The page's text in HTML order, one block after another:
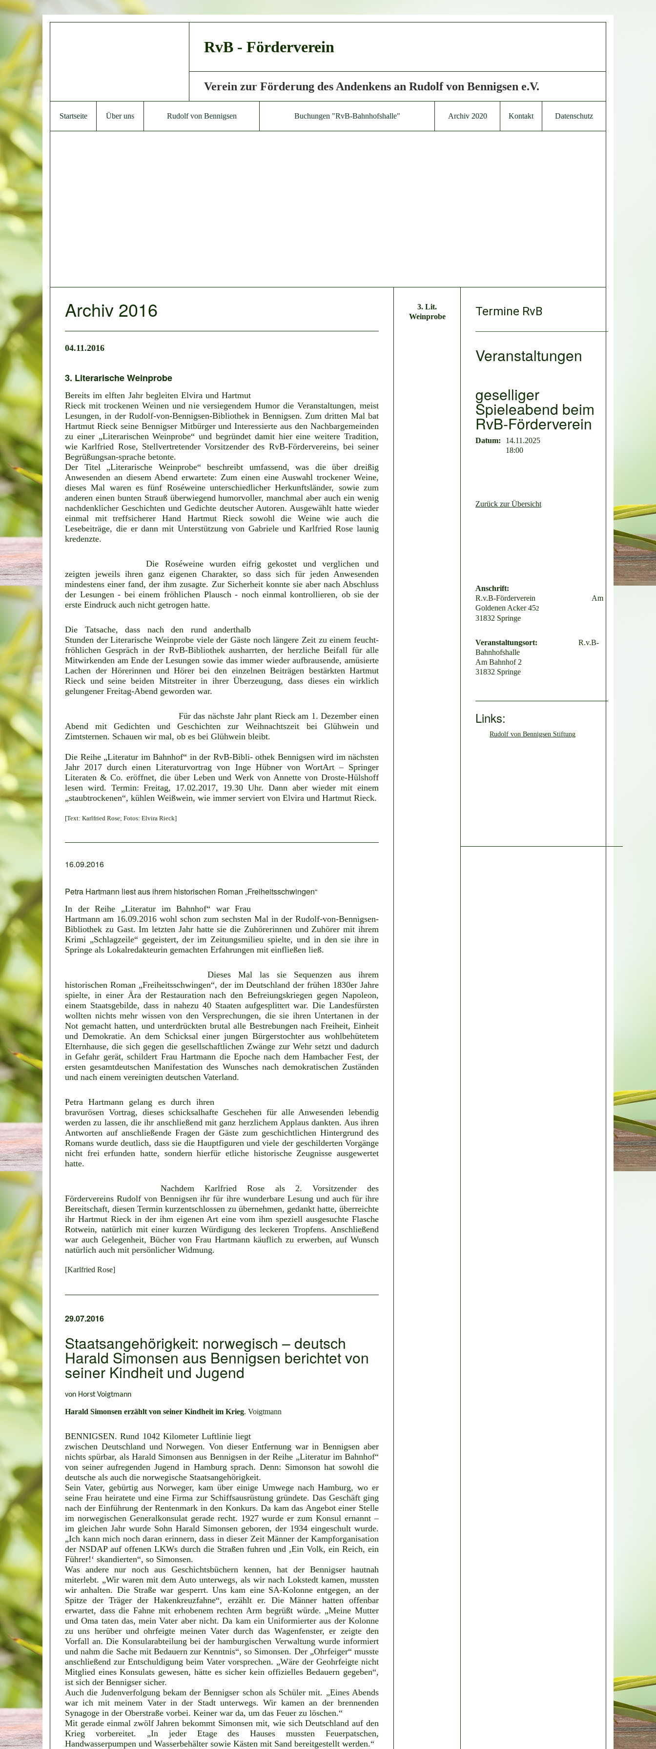
RvB - Förderverein
Verein zur Förderung des Andenkens an Rudolf von Bennigsen e.V.
Startseite Über uns Rudolf von Bennigsen Buchungen "RvB-Bahnhofshalle" Archiv 2020 Kontakt Datenschutz
Archiv 2016
04.11.2016
3. Literarische Weinprobe
Bereits im elften Jahr begleiten Elvira und Hartmut
Rieck mit trockenen Weinen und nie versiegendem Humor die Veranstaltungen, meist
Lesungen, in der Rudolf-von-Bennigsen-Bibliothek in Bennigsen. Zum dritten Mal bat
Hartmut Rieck seine Bennigser Mitbürger und Interessierte aus den Nachbargemeinden
zu einer „Literarischen Weinprobe“ und begründet damit hier eine weitere Tradition,
wie Karlfried Rose, Stellvertretender Vorsitzender des RvB-Fördervereins, bei seiner
Begrüßungsan-sprache betonte.
Der Titel „Literarische Weinprobe“ beschreibt umfassend, was die über dreißig
Anwesenden an diesem Abend erwartete: Zum einen eine Auswahl trockener Weine,
dieses Mal waren es fünf Roséweine unterschiedlicher Herkunftsländer, sowie zum
anderen einen bunten Strauß überwiegend humorvoller, manchmal aber auch ein wenig
nachdenklicher Geschichten und Gedichte deutscher Autoren. Ausgewählt hatte wieder
einmal mit treffsicherer Hand Hartmut Rieck sowohl die Weine wie auch die
Lesebeiträge, die er dann mit Unterstützung von Gabriele und Karlfried Rose launig
kredenzte.
Die Roséweine wurden eifrig gekostet und verglichen und
zeigten jeweils ihren ganz eigenen Charakter, so dass sich für jeden Anwesenden
mindestens einer fand, der ihm zusagte. Zur Sicherheit konnte sie aber nach Abschluss
der Lesungen - bei einem fröhlichen Plausch - noch einmal kontrollieren, ob sie der
erste Eindruck auch nicht getrogen hatte.
Die Tatsache, dass nach den rund anderthalb
Stunden der Literarische Weinprobe viele der Gäste noch längere Zeit zu einem feucht-
fröhlichen Gespräch in der RvB-Bibliothek ausharrten, der herzliche Beifall für alle
Mitwirkenden am Ende der Lesungen sowie das immer wieder aufbrausende, amüsierte
Lachen der Hörerinnen und Hörer bei den einzelnen Beiträgen bestärkten Hartmut
Rieck und seine beiden Mitstreiter in ihrer Überzeugung, dass dieses ein wirklich
gelungener Freitag-Abend geworden war.
Für das nächste Jahr plant Rieck am 1. Dezember einen
Abend mit Gedichten und Geschichten zur Weihnachtszeit bei Glühwein und
Zimtsternen. Schauen wir mal, ob es bei Glühwein bleibt.
Die Reihe „Literatur im Bahnhof“ in der RvB-Bibli- othek Bennigsen wird im nächsten
Jahr 2017 durch einen Literaturvortrag von Inge Hübner von WortArt – Springer
Literaten & Co. eröffnet, die über Leben und Werk von Annette von Droste-Hülshoff
lesen wird. Termin: Freitag, 17.02.2017, 19.30 Uhr. Dann aber wieder mit einem
„staubtrockenen“, kühlen Weißwein, wie immer serviert von Elvira und Hartmut Rieck.
[Text: Karlfried Rose; Fotos: Elvira Rieck]
16.09.2016
Petra Hartmann liest aus ihrem historischen Roman „Freiheitsschwingen“
In der Reihe „Literatur im Bahnhof“ war Frau
Hartmann am 16.09.2016 wohl schon zum sechsten Mal in der Rudolf-von-Bennigsen-
Bibliothek zu Gast. Im letzten Jahr hatte sie die Zuhörerinnen und Zuhörer mit ihrem
Krimi „Schlagzeile“ gegeistert, der im Zeitungsmilieu spielte, und in den sie ihre in
Springe als Lokalredakteurin gemachten Erfahrungen mit einfließen ließ.
Dieses Mal las sie Sequenzen aus ihrem
historischen Roman „Freiheitsschwingen“, der im Deutschland der frühen 1830er Jahre
spielte, in einer Ära der Restauration nach den Befreiungskriegen gegen Napoleon,
einem Staatsgebilde, dass in nahezu 40 Staaten aufgesplittert war. Die Landesfürsten
wollten nichts mehr wissen von den Versprechungen, die sie ihren Untertanen in der
Not gemacht hatten, und unterdrückten brutal alle Bestrebungen nach Freiheit, Einheit
und Demokratie. An dem Schicksal einer jungen Bürgerstochter aus wohlbehütetem
Elternhause, die sich gegen die gesellschaftlichen Zwänge zur Wehr setzt und dadurch
in Gefahr gerät, schildert Frau Hartmann die Epoche nach dem Hambacher Fest, der
ersten gesamtdeutschen Manifestation des Wunsches nach demokratischen Zuständen
und nach einem vereinigten deutschen Vaterland.
Petra Hartmann gelang es durch ihren
bravurösen Vortrag, dieses schicksalhafte Geschehen für alle Anwesenden lebendig
werden zu lassen, die ihr anschließend mit ganz herzlichem Applaus dankten. Aus ihren
Antworten auf anschließende Fragen der Gäste zum geschichtlichen Hintergrund des
Romans wurde deutlich, dass sie die Hauptfiguren und viele der geschilderten Vorgänge
nicht frei erfunden hatte, sondern hierfür etliche historische Zeugnisse ausgewertet
hatte.
Nachdem Karlfried Rose als 2. Vorsitzender des
Fördervereins Rudolf von Bennigsen ihr für ihre wunderbare Lesung und auch für ihre
Bereitschaft, diesen Termin kurzentschlossen zu übernehmen, gedankt hatte, überreichte
ihr Hartmut Rieck in der ihm eigenen Art eine vom ihm speziell ausgesuchte Flasche
Rotwein, natürlich mit einer kurzen Würdigung des leckeren Tropfens. Anschließend
war auch Gelegenheit, Bücher von Frau Hartmann käuflich zu erwerben, auf Wunsch
natürlich auch mit persönlicher Widmung.
[Karlfried Rose]
29.07.2016
Staatsangehörigkeit: norwegisch – deutsch
Harald Simonsen aus Bennigsen berichtet von
seiner Kindheit und Jugend
von Horst Voigtmann
Harald Simonsen erzählt von seiner Kindheit im Krieg. Voigtmann
BENNIGSEN. Rund 1042 Kilometer Luftlinie liegt
zwischen Deutschland und Norwegen. Von dieser Entfernung war in Bennigsen aber
nichts spürbar, als Harald Simonsen aus Bennigsen in der Reihe „Literatur im Bahnhof“
von seiner aufregenden Jugend in Hamburg sprach. Denn: Simonson hat sowohl die
deutsche als auch die norwegische Staatsangehörigkeit.
Sein Vater, gebürtig aus Norweger, kam über einige Umwege nach Hamburg, wo er
seine Frau heiratete und eine Firma zur Schiffsausrüstung gründete. Das Geschäft ging
nach der Einführung der Rentenmark in den Konkurs. Da kam das Angebot einer Stelle
im norwegischen Generalkonsulat gerade recht. 1927 wurde er zum Konsul ernannt –
im gleichen Jahr wurde Sohn Harald Simonsen geboren, der 1934 eingeschult wurde.
„Ich kann mich noch daran erinnern, dass in dieser Zeit Männer der Kampforganisation
der NSDAP auf offenen LKWs durch die Straßen fuhren und ,Ein Volk, ein Reich, ein
Führer!‘ skandierten“, so Simonsen.
Was andere nur noch aus Geschichtsbüchern kennen, hat der Bennigser hautnah
miterlebt. „Wir waren mit dem Auto unterwegs, als wir nach Lokstedt kamen, mussten
wir anhalten. Die Straße war gesperrt. Uns kam eine SA-Kolonne entgegen, an der
Spitze der Träger der Hakenkreuzfahne“, erzählt er. Die Männer hatten offenbar
erwartet, dass die Fahne mit erhobenem rechten Arm begrüßt würde. „Meine Mutter
und Oma taten das, mein Vater aber nicht. Da kam ein Uniformierter aus der Kolonne
zu uns herüber und ohrfeigte meinen Vater durch das Wagenfenster, er zeigte den
Vorfall an. Die Konsularabteilung bei der hamburgischen Verwaltung wurde informiert
und nahm die Sache mit Bedauern zur Kenntnis“, so Simonsen. Der „Ohrfeiger“ musste
anschließend zur Entschuldigung beim Vater vorsprechen. „Wäre der Geohrfeigte nicht
Mitglied eines Konsulats gewesen, hätte es sicher kein offizielles Bedauern gegeben“,
ist sich der Bennigser sicher.
Auch die Judenverfolgung bekam der Bennigser schon als Schüler mit. „Eines Abends
war ich mit meinem Vater in der Stadt unterwegs. Wir kamen an der brennenden
Synagoge in der Oberstraße vorbei. Keiner war da, um das Feuer zu löschen.“
Mit gerade einmal zwölf Jahren bekommt Simonsen mit, wie sich Deutschland auf den
Krieg vorbereitet. „In jeder Etage des Hauses mussten Feuerpatschen,
Handwasserpumpen und Wasserbehälter sowie Kästen mit Sand bereitgestellt werden.“
3. Lit.
Weinprobe
Termine RvB
Veranstaltungen
geselliger
Spieleabend beim
RvB-Förderverein
Datum:
14.11.2025
18:00
Zurück zur Übersicht
Anschrift:
R.v.B-Förderverein Am
Goldenen Acker 452
31832 Springe
Veranstaltungsort: R.v.B-
Bahnhofshalle
Am Bahnhof 2
31832 Springe
Links:
Rudolf von Bennigsen Stiftung